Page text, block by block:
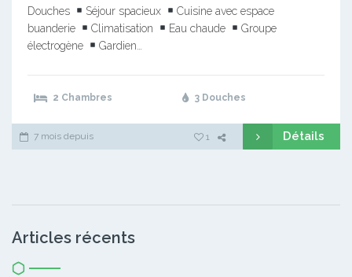
Douches
Séjour spacieux
Cuisine avec espace
buanderie
Climatisation Eau chaude
Groupe
électrogène
Gardien…
2 Chambres 3 Douches
7 mois depuis 1 Détails
Articles récents